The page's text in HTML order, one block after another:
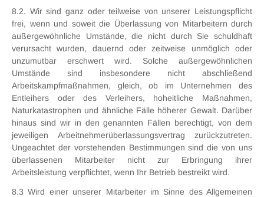
8.2. Wir sind ganz oder teilweise von unserer Leistungspflicht
frei, wenn und soweit die Überlassung von Mitarbeitern durch
außergewöhnliche Umstände, die nicht durch Sie schuldhaft
verursacht wurden, dauernd oder zeitweise unmöglich oder
unzumutbar erschwert wird. Solche außergewöhnlichen
Umstände sind insbesondere nicht abschließend
Arbeitskampfmaßnahmen, gleich, ob im Unternehmen des
Entleihers oder des Verleihers, hoheitliche Maßnahmen,
Naturkatastrophen und ähnliche Fälle höherer Gewalt. Darüber
hinaus sind wir in den genannten Fällen berechtigt, von dem
jeweiligen Arbeitnehmerüberlassungsvertrag zurückzutreten.
Ungeachtet der vorstehenden Bestimmungen sind die von uns
überlassenen Mitarbeiter nicht zur Erbringung ihrer
Arbeitsleistung verpflichtet, wenn Ihr Betrieb bestreikt wird.
8.3 Wird einer unserer Mitarbeiter im Sinne des Allgemeinen